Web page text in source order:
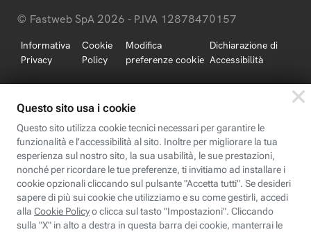
© Fastweb SpA 2026 - P.IVA 12878470157
Informativa
Privacy
Cookie
Policy
Modifica
preferenze cookie
Dichiarazione di
Accessibilità